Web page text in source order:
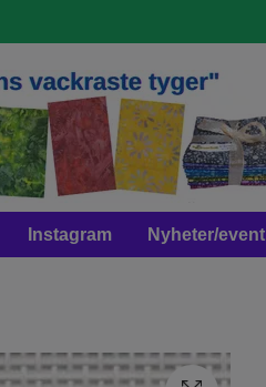
Instagram Nyheter/event